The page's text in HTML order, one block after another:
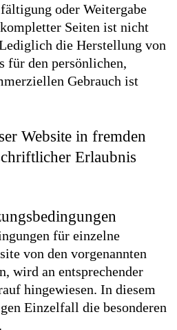
oder Weitergabe
Seiten ist nicht
die Herstellung von
für den persönlichen,
Gebrauch ist
Website in fremden
Erlaubnis
für einzelne
von den vorgenannten
wird an entsprechender
hingewiesen. In diesem
Einzelfall die besonderen